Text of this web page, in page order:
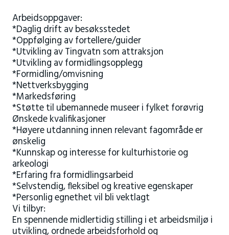
Arbeidsoppgaver:
*Daglig drift av besøksstedet
*Oppfølging av fortellere/guider
*Utvikling av Tingvatn som attraksjon
*Utvikling av formidlingsopplegg
*Formidling/omvisning
*Nettverksbygging
*Markedsføring
*Støtte til ubemannede museer i fylket forøvrig
Ønskede kvalifikasjoner
*Høyere utdanning innen relevant fagområde er
ønskelig
*Kunnskap og interesse for kulturhistorie og
arkeologi
*Erfaring fra formidlingsarbeid
*Selvstendig, fleksibel og kreative egenskaper
*Personlig egnethet vil bli vektlagt
Vi tilbyr:
En spennende midlertidig stilling i et arbeidsmiljø i
utvikling, ordnede arbeidsforhold og